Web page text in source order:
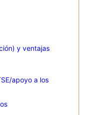
y ventajas
apoyo a los